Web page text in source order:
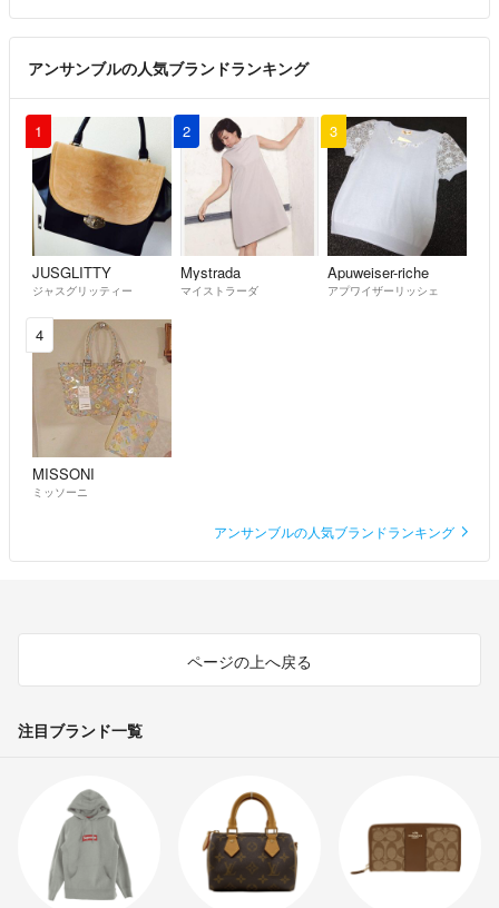
アンサンブルの人気ブランドランキング
1
JUSGLITTY
ジャスグリッティー
2
Mystrada
マイストラーダ
3
Apuweiser-riche
アプワイザーリッシェ
4
MISSONI
ミッソーニ
アンサンブルの人気ブランドランキング
ページの上へ戻る
注目ブランド一覧